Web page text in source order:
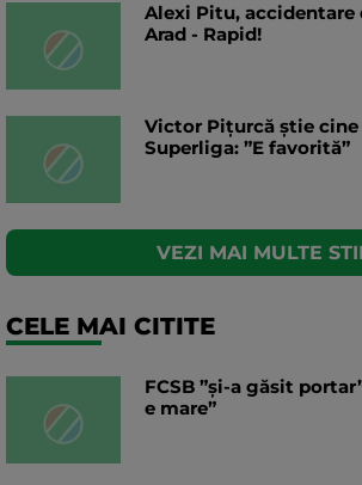
Alexi Pitu, accidentare
Arad - Rapid!
Victor Pițurcă știe
Superliga: ”E favorită”
VEZI MAI MULTE
CELE MAI CITITE
FCSB ”și-a găsit
e mare”